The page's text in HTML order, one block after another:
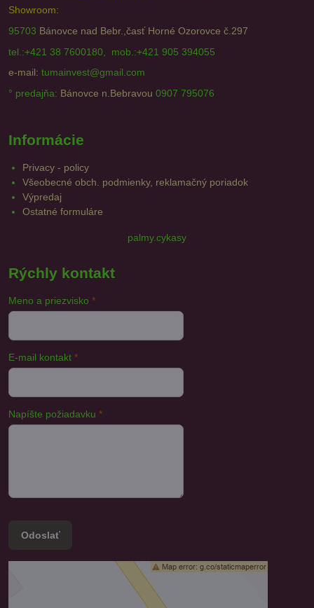
Showroom:
95703 Bánovce nad Bebr.,časť Horné Ozorovce č.297
tel.:+421 38 7600180, mob.:+421 905 394055
e-mail: tumainvest@gmail.com
° predajňa: Bánovce n.Bebravou 0907 795076
Informácie
Privacy - policy
Všeobecné obch. podmienky, reklamačný poriadok
Výpredaj
Ostatné formuláre
palmy.cykasy
Rýchly kontakt
Meno a priezvisko *
E-mail kontakt *
Napíšte požiadavku *
Odoslať